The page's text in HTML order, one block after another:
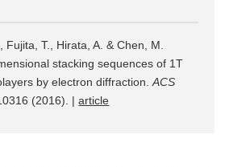
Fujita, T., Hirata, A. & Chen, M.
stacking sequences of 1T
by electron diffraction.ACS
(2016). |article